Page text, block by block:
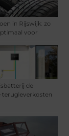
in Rijswijk: zo
voor
de
terugleverkosten